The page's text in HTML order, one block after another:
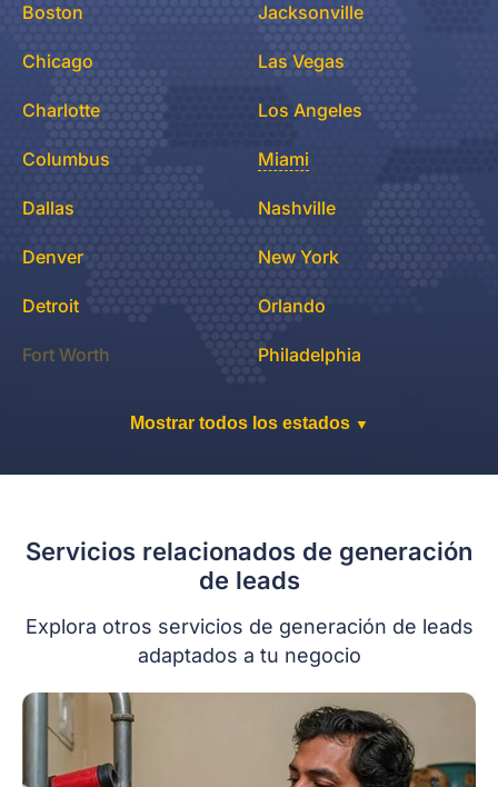
Boston
Chicago
Charlotte
Columbus
Dallas
Denver
Detroit
Fort Worth
Jacksonville
Las Vegas
Los Angeles
Miami
Nashville
New York
Orlando
Philadelphia
Mostrar todos los estados ▼
Servicios relacionados de generación
de leads
Explora otros servicios de generación de leads
adaptados a tu negocio